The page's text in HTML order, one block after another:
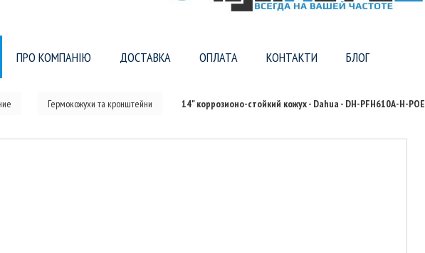
ПРО КОМПАНІЮ ДОСТАВКА ОПЛАТА КОНТАКТИ БЛОГ
Гермокожухи та кронштейни 14" коррозионо-стойкий кожух - Dahua - DH-PFH610A-H-POE